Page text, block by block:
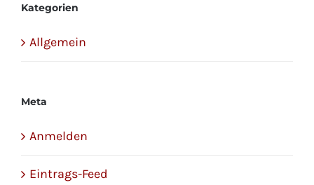
Kategorien
Allgemein
Meta
Anmelden
Eintrags-Feed